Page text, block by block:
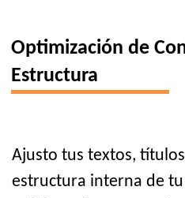
Optimización de
Estructura
Ajusto tus textos,
estructura interna de